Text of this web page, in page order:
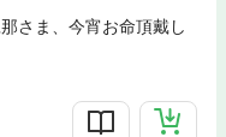
さま、今宵お命頂戴し